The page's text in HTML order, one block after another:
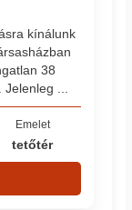
kínálunk
38
Jelenleg ...
Emelet
tetőtér